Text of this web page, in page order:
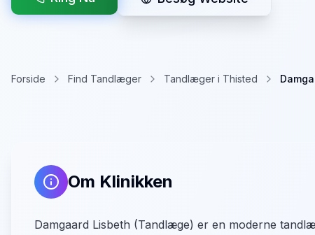
Forside Find Tandlæger Tandlæger i Thisted
Om Klinikken
Damgaard Lisbeth (Tandlæge) er en moderne